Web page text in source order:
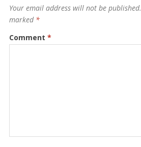
Your email address will not be published.
marked *
Comment *